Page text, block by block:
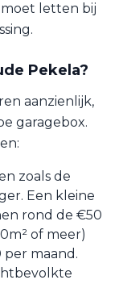
letten bij
Pekela?
aanzienlijk,
garagebox.
zoals de
Een kleine
rond de €50
of meer)
maand.